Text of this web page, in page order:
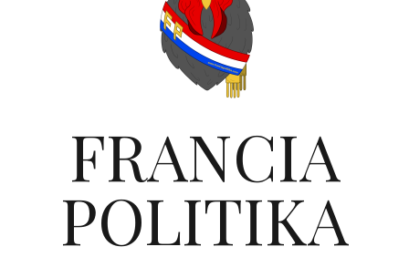
FRANCIA
POLITIKA